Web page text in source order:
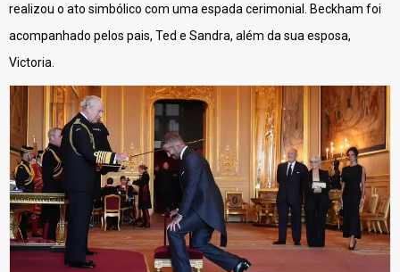
realizou o ato simbólico com uma espada cerimonial. Beckham foi
acompanhado pelos pais, Ted e Sandra, além da sua esposa,
Victoria.